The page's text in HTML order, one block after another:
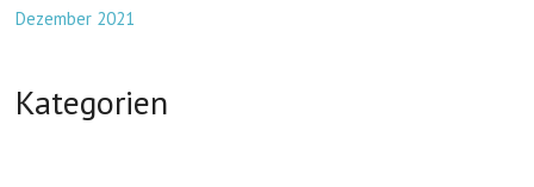
Dezember 2021
Kategorien